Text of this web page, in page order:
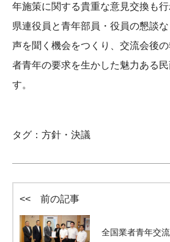
年施策に関する貴重な意見交換も
県連役員と青年部員・役員の懇談
声を聞く機会をつくり、交流会後
者青年の要求を生かした魅力ある
す。
タグ： 方針・決議
<< 前の記事
全国業者青年交